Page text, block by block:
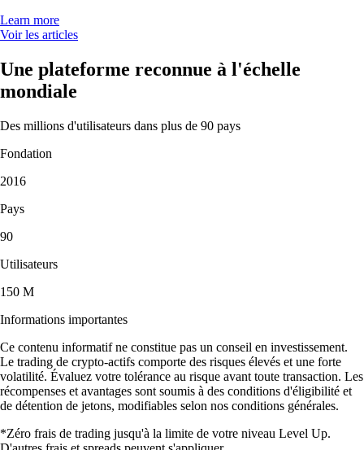
Learn more
Voir les articles
Une plateforme reconnue à l'échelle
mondiale
Des millions d'utilisateurs dans plus de 90 pays
Fondation
2016
Pays
90
Utilisateurs
150 M
Informations importantes
Ce contenu informatif ne constitue pas un conseil en investissement.
Le trading de crypto-actifs comporte des risques élevés et une forte
volatilité. Évaluez votre tolérance au risque avant toute transaction. Les
récompenses et avantages sont soumis à des conditions d'éligibilité et
de détention de jetons, modifiables selon nos conditions générales.
*Zéro frais de trading jusqu'à la limite de votre niveau Level Up.